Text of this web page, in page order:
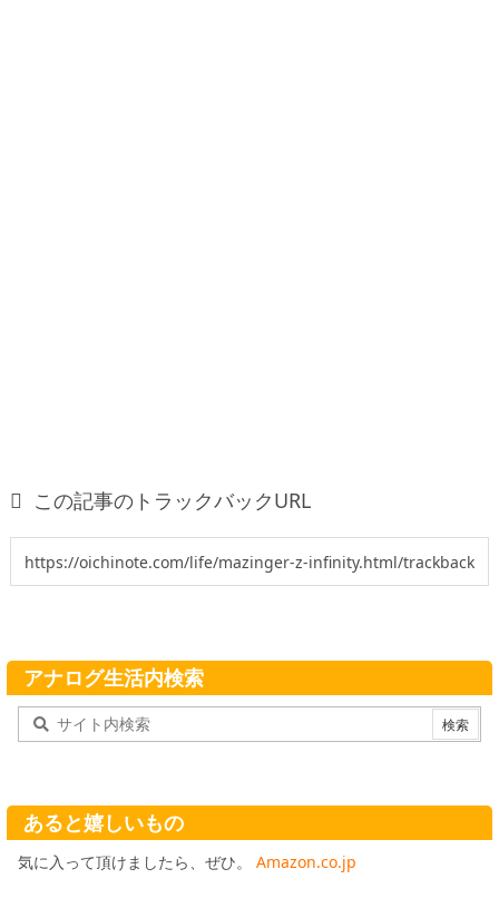
 この記事のトラックバックURL
アナログ生活内検索
あると嬉しいもの
気に入って頂けましたら、ぜひ。 Amazon.co.jp